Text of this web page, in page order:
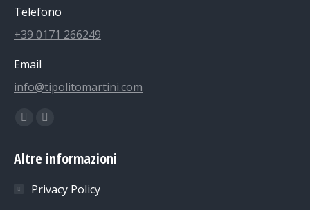
Telefono
+39 0171 266249
Email
info@tipolitomartini.com
Find us on:
Facebook
opens
new
Instagram
opens
new
Altre informazioni
Privacy Policy